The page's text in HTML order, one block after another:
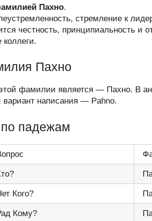
Пахно.
стремление к
честность, принципиальность и
Пахно
фамилии является — Пахно. В
написания — Pahno.
падежам
Кого?
Кому?